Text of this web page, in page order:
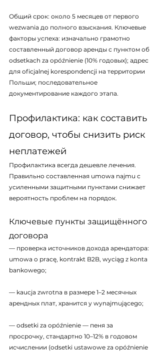
Общий срок: около 5 месяцев от первого
wezwania до полного взыскания. Ключевые
факторы успеха: изначально грамотно
составленный договор аренды с пунктом об
odsetkach za opóźnienie (10% годовых); адрес
для oficjalnej korespondencji на территории
Польши; последовательное
документирование каждого этапа.
Профилактика: как составить
договор, чтобы снизить риск
неплатежей
Профилактика всегда дешевле лечения.
Правильно составленная umowa najmu с
усиленными защитными пунктами снижает
вероятность проблем на порядок.
Ключевые пункты защищённого
договора
— проверка источников дохода арендатора:
umowa o pracę, kontrakt B2B, wyciąg z konta
bankowego;
— kaucja zwrotna в размере 1–2 месячных
арендных плат, хранится у wynajmującego;
— odsetki za opóźnienie — пеня за
просрочку, стандартно 10–12% в годовом
исчислении (odsetki ustawowe za opóźnienie